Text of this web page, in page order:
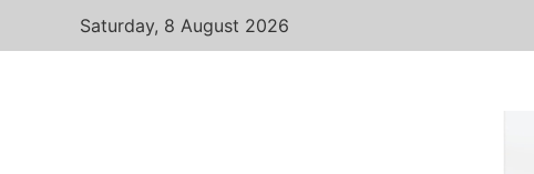
Saturday, 8 August 2026